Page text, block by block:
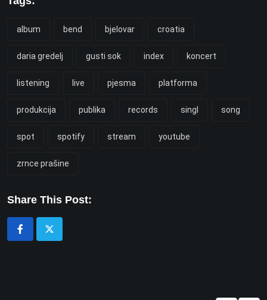
album bend bjelovar croatia
daria gredelj gusti sok index koncert
listening live pjesma platforma
produkcija publika records singl song
spot spotify stream youtube
zrnce prašine
Share This Post: